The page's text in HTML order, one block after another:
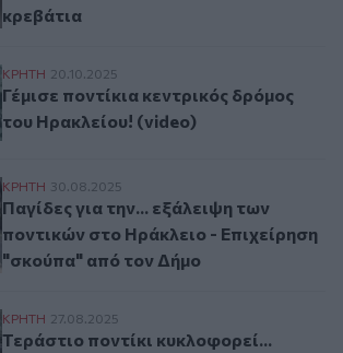
κρεβάτια
Γέμισε ποντίκια κεντρικός δρόμος του
ΚΡΗΤΗ 20.10.2025
Γέμισε ποντίκια κεντρικός δρόμος
του Ηρακλείου! (video)
Παγίδες για την... εξάλειψη των
ΚΡΗΤΗ 30.08.2025
Παγίδες για την... εξάλειψη των
ποντικών στο Ηράκλειο - Επιχείρηση
"σκούπα" από τον Δήμο
Τεράστιο ποντίκι κυκλοφορεί...
ΚΡΗΤΗ 27.08.2025
Τεράστιο ποντίκι κυκλοφορεί...